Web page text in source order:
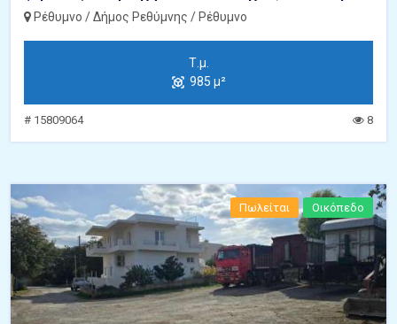
Ρέθυμνο / Δήμος Ρεθύμνης / Ρέθυμνο
Τ.μ.
985 μ²
# 15809064 8
Πωλείται Οικόπεδο